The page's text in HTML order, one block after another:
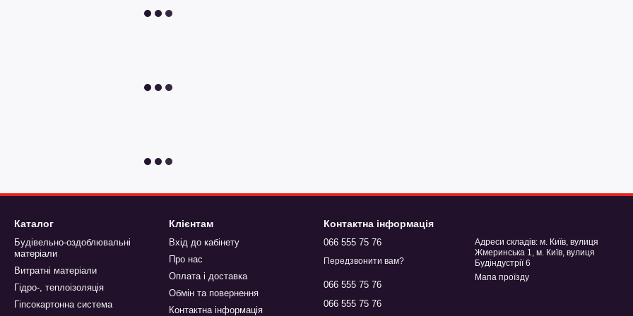
Каталог
Будівельно-оздоблювальні
матеріали
Витратні матеріали
Гідро-, теплоізоляція
Гіпсокартонна система
Клієнтам
Вхід до кабінету
Про нас
Оплата і доставка
Обмін та повернення
Контактна інформація
Контактна інформація
066 555 75 76
Передзвонити вам?
066 555 75 76
066 555 75 76
Адреси складів: м. Київ, вулиця
Жмеринська 1, м. Київ, вулиця
Будіндустрії 6
Мапа проїзду